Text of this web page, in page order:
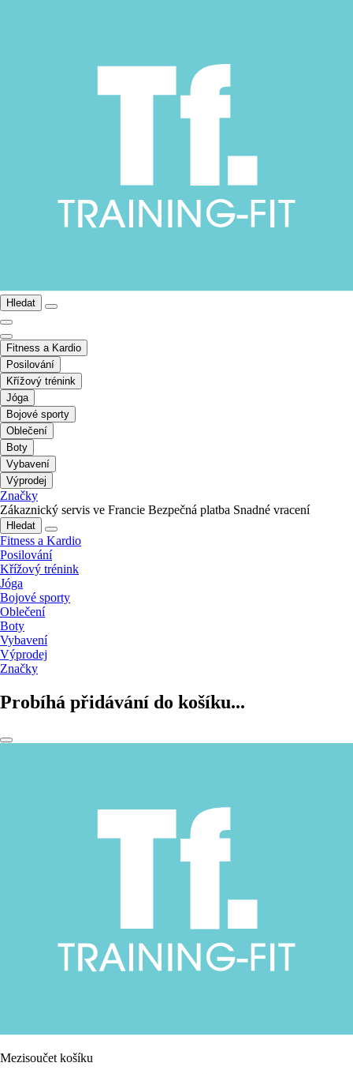
Hledat
Fitness a Kardio
Posilování
Křížový trénink
Jóga
Bojové sporty
Oblečení
Boty
Vybavení
Výprodej
Značky
Zákaznický servis ve Francie Bezpečná platba Snadné vracení
Hledat
Fitness a Kardio
Posilování
Křížový trénink
Jóga
Bojové sporty
Oblečení
Boty
Vybavení
Výprodej
Značky
Probíhá přidávání do košíku...
Mezisoučet košíku